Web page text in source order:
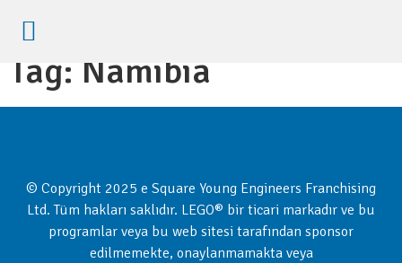
Tag: Namibia
© Copyright 2025 e Square Young Engineers Franchising
Ltd. Tüm hakları saklıdır. LEGO® bir ticari markadır ve bu
programlar veya bu web sitesi tarafından sponsor
edilmemekte, onaylanmamakta veya